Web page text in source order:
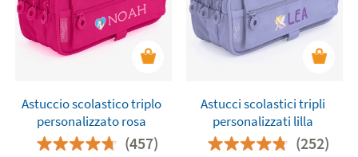
Astuccio scolastico triplo
personalizzato rosa
(457)
Astucci scolastici tripli
personalizzati lilla
(252)